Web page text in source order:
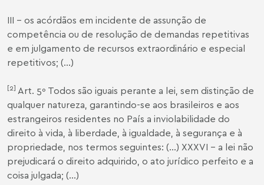
III – os acórdãos em incidente de assunção de
competência ou de resolução de demandas repetitivas
e em julgamento de recursos extraordinário e especial
repetitivos; (...)
[2] Art. 5º Todos são iguais perante a lei, sem distinção de
qualquer natureza, garantindo-se aos brasileiros e aos
estrangeiros residentes no País a inviolabilidade do
direito à vida, à liberdade, à igualdade, à segurança e à
propriedade, nos termos seguintes: (...) XXXVI – a lei não
prejudicará o direito adquirido, o ato jurídico perfeito e a
coisa julgada; (...)